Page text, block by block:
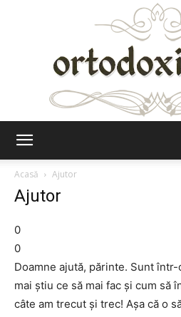
Acasă
Ajutor
Ajutor
0
0
Doamne ajută, părinte. Sunt
mai ştiu ce să mai fac şi cum să
câte am trecut şi trec! Aşa că o